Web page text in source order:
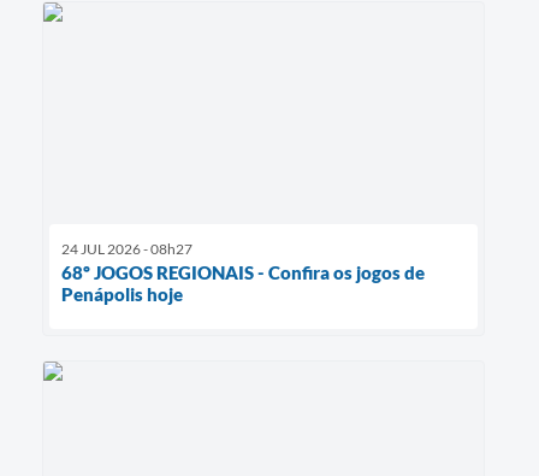
24 JUL 2026 - 08h27
68º JOGOS REGIONAIS - Confira os jogos de
Penápolis hoje